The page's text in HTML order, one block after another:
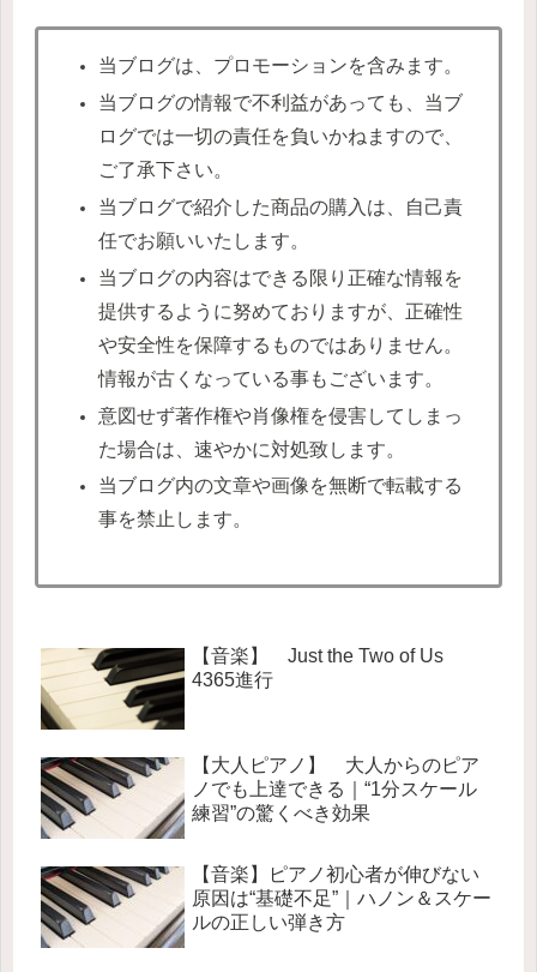
当ブログは、プロモーションを含みます。
当ブログの情報で不利益があっても、当ブ
ログでは一切の責任を負いかねますので、
ご了承下さい。
当ブログで紹介した商品の購入は、自己責
任でお願いいたします。
当ブログの内容はできる限り正確な情報を
提供するように努めておりますが、正確性
や安全性を保障するものではありません。
情報が古くなっている事もございます。
意図せず著作権や肖像権を侵害してしまっ
た場合は、速やかに対処致します。
当ブログ内の文章や画像を無断で転載する
事を禁止します。
【音楽】 Just the Two of Us
4365進行
【大人ピアノ】 大人からのピア
ノでも上達できる｜“1分スケール
練習”の驚くべき効果
【音楽】ピアノ初心者が伸びない
原因は“基礎不足”｜ハノン＆スケー
ルの正しい弾き方